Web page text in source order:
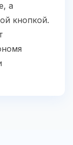
а
кнопкой.